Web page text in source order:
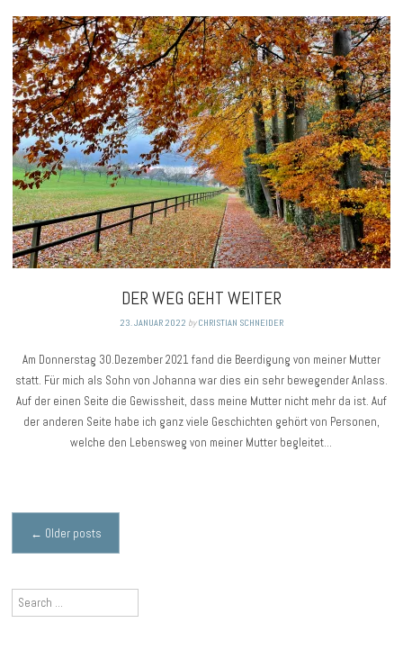
DER WEG GEHT WEITER
23. JANUAR 2022 byCHRISTIAN SCHNEIDER
Am Donnerstag 30.Dezember 2021 fand die Beerdigung von meiner Mutter
statt. Für mich als Sohn von Johanna war dies ein sehr bewegender Anlass.
Auf der einen Seite die Gewissheit, dass meine Mutter nicht mehr da ist. Auf
der anderen Seite habe ich ganz viele Geschichten gehört von Personen,
welche den Lebensweg von meiner Mutter begleitet…
Posts
← Older posts
Search
for: